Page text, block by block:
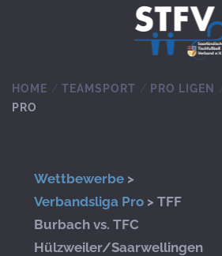
Zum Hauptinhalt springen
HOME TEAMSPORT PRO LIGEN
PRO
Wettbewerbe >
Verbandsliga Pro > TFF
Burbach vs. TFC
Hülzweiler/Saarwellingen